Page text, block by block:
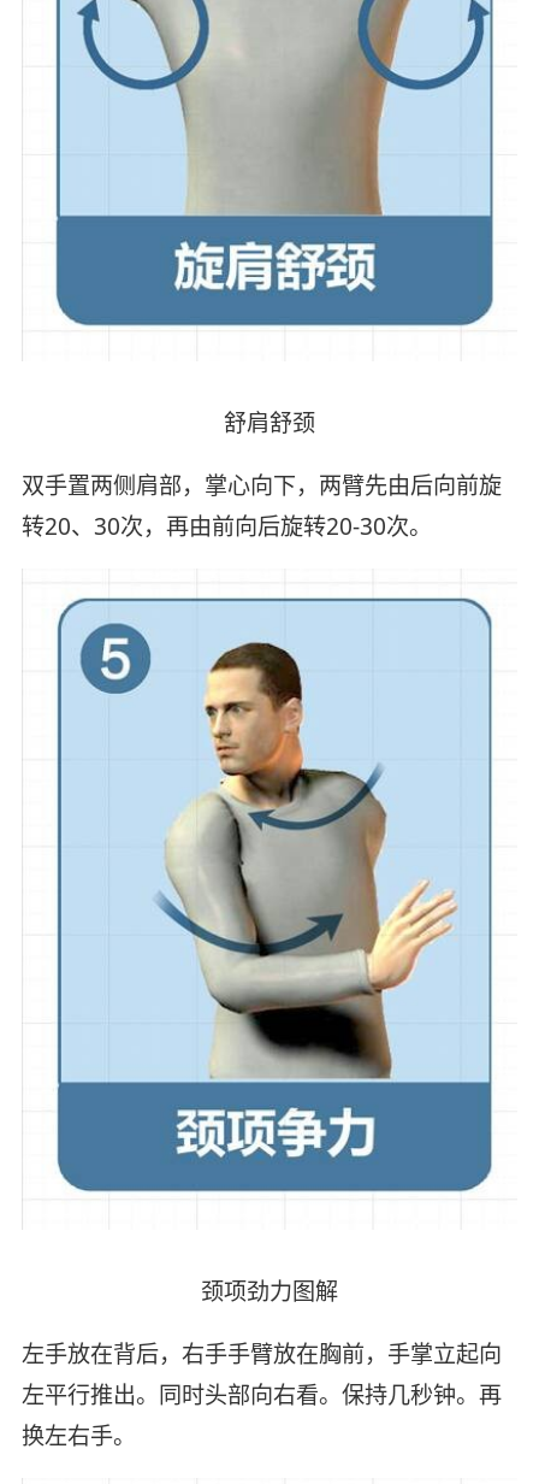
舒肩舒颈
双手置两侧肩部，掌心向下，两臂先由后向前旋
转20、30次，再由前向后旋转20-30次。
颈项劲力图解
左手放在背后，右手手臂放在胸前，手掌立起向
左平行推出。同时头部向右看。保持几秒钟。再
换左右手。